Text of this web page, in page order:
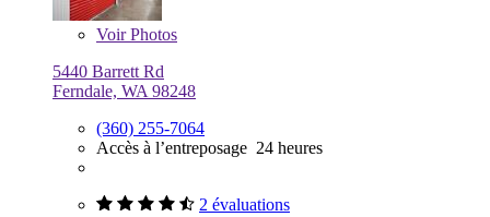
VoirPhotos
5440 Barrett Rd
Ferndale, WA 98248
(360) 255-7064
Accès à l’entreposage 24 heures
2 évaluations